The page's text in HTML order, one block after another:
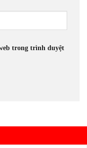
trong trình duyệt